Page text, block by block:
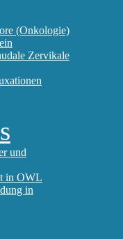
(Onkologie)
Zervikale
und
in OWL
in